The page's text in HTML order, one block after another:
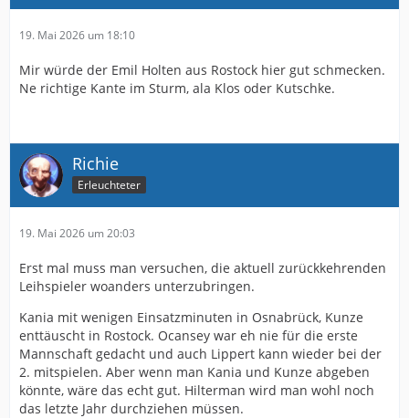
19. Mai 2026 um 18:10
Mir würde der Emil Holten aus Rostock hier gut schmecken.
Ne richtige Kante im Sturm, ala Klos oder Kutschke.
Richie
Erleuchteter
19. Mai 2026 um 20:03
Erst mal muss man versuchen, die aktuell zurückkehrenden
Leihspieler woanders unterzubringen.
Kania mit wenigen Einsatzminuten in Osnabrück, Kunze
enttäuscht in Rostock. Ocansey war eh nie für die erste
Mannschaft gedacht und auch Lippert kann wieder bei der
2. mitspielen. Aber wenn man Kania und Kunze abgeben
könnte, wäre das echt gut. Hilterman wird man wohl noch
das letzte Jahr durchziehen müssen.